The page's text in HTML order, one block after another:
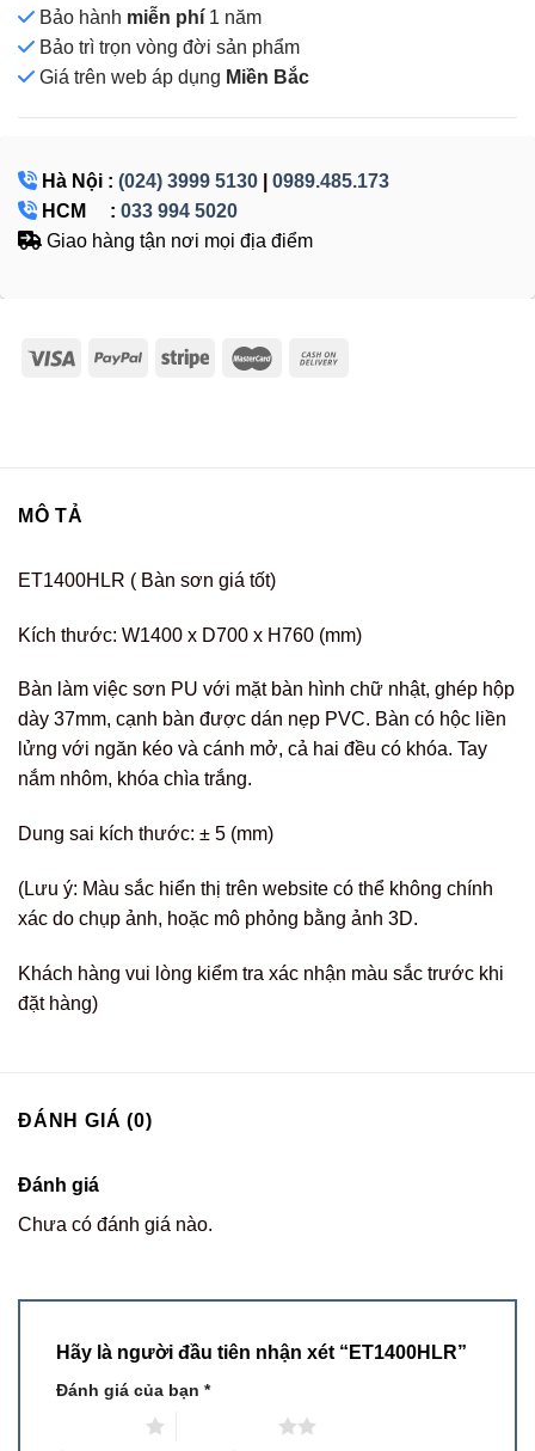
Bảo hành miễn phí 1 năm
Bảo trì trọn vòng đời sản phẩm
Giá trên web áp dụng Miền Bắc
Hà Nội : (024) 3999 5130
0989.485.173
HCM : 033 994 5020
Giao hàng tận nơi mọi địa điểm
MÔ TẢ
ET1400HLR ( Bàn sơn giá tốt)
Kích thước: W1400 x D700 x H760 (mm)
Bàn làm việc sơn PU với mặt bàn hình chữ nhật, ghép hộp
dày 37mm, cạnh bàn được dán nẹp PVC. Bàn có hộc liền
lửng với ngăn kéo và cánh mở, cả hai đều có khóa. Tay
nắm nhôm, khóa chìa trắng.
Dung sai kích thước: ± 5 (mm)
(Lưu ý: Màu sắc hiển thị trên website có thể không chính
xác do chụp ảnh, hoặc mô phỏng bằng ảnh 3D.
Khách hàng vui lòng kiểm tra xác nhận màu sắc trước khi
đặt hàng)
ĐÁNH GIÁ (0)
Đánh giá
Chưa có đánh giá nào.
Hãy là người đầu tiên nhận xét “ET1400HLR”
Đánh giá của bạn *